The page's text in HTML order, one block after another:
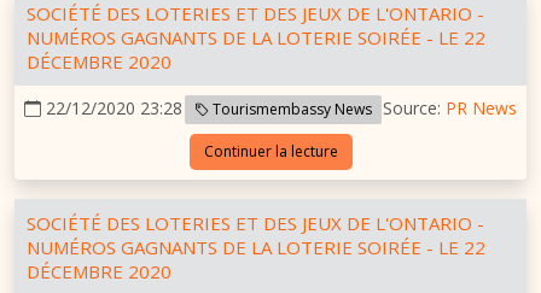
SOCIÉTÉ DES LOTERIES ET DES JEUX DE L'ONTARIO -
NUMÉROS GAGNANTS DE LA LOTERIE SOIRÉE - LE 22
DÉCEMBRE 2020
22/12/2020 23:28 Tourismembassy News Source: PR News
Continuer la lecture
SOCIÉTÉ DES LOTERIES ET DES JEUX DE L'ONTARIO -
NUMÉROS GAGNANTS DE LA LOTERIE SOIRÉE - LE 22
DÉCEMBRE 2020